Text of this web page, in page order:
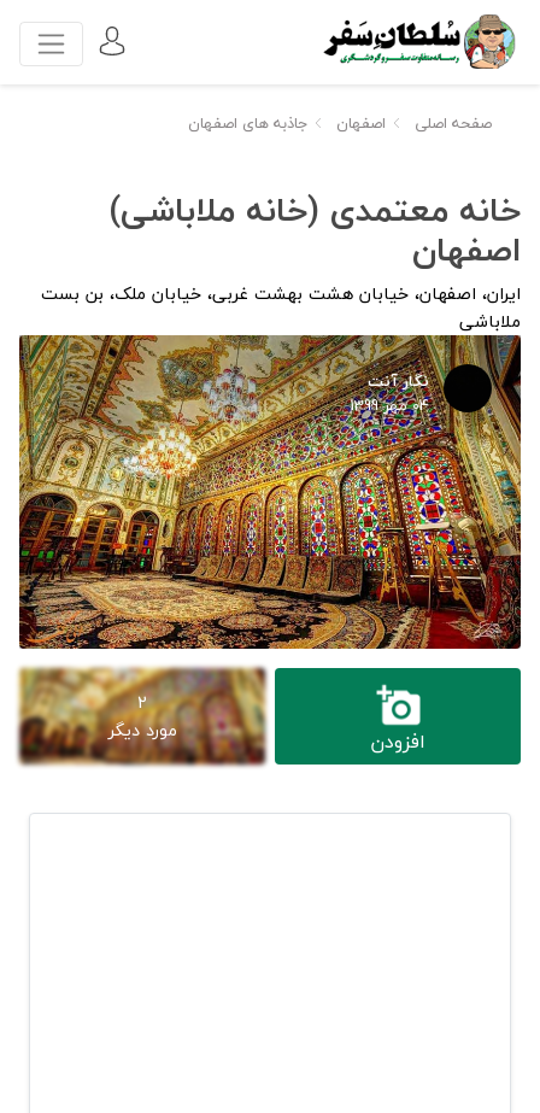
صفحه اصلی اصفهان جاذبه های اصفهان
خانه معتمدی (خانه ملاباشی)
اصفهان
ایران، اصفهان، خیابان هشت بهشت غربی، خیابان ملک، بن بست
ملاباشی
نگار آنت
04 مهر 1399
افزودن
2
مورد دیگر